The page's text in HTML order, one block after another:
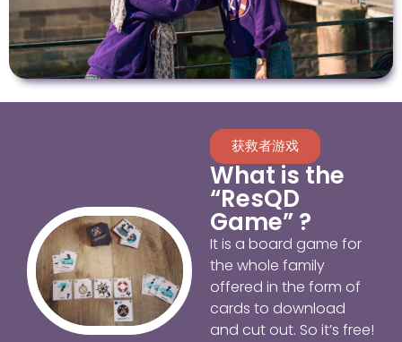
获救者游戏
What is the
“ResQD
Game” ?
It is a board game for
the whole family
offered in the form of
cards to download
and cut out. So it’s free!